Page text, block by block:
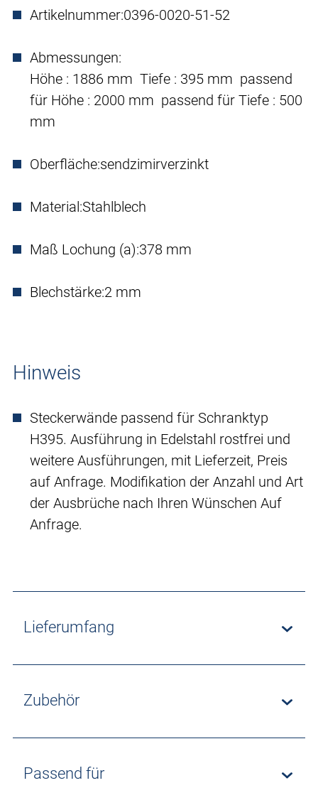
Artikelnummer:0396-0020-51-52
Abmessungen:
Höhe : 1886 mm Tiefe : 395 mm passend
für Höhe : 2000 mm passend für Tiefe : 500
mm
Oberfläche:sendzimirverzinkt
Material:Stahlblech
Maß Lochung (a):378 mm
Blechstärke:2 mm
Hinweis
Steckerwände passend für Schranktyp
H395. Ausführung in Edelstahl rostfrei und
weitere Ausführungen, mit Lieferzeit, Preis
auf Anfrage. Modifikation der Anzahl und Art
der Ausbrüche nach Ihren Wünschen Auf
Anfrage.
Lieferumfang
Zubehör
Passend für